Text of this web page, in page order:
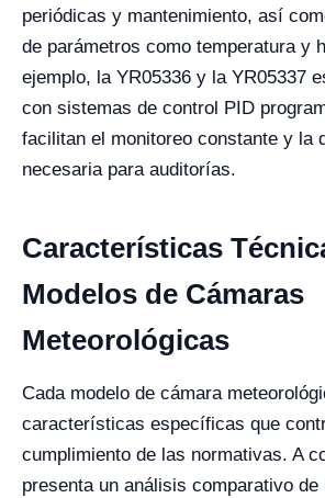
periódicas y mantenimiento, así
de parámetros como temperatura y
ejemplo, la YR05336 y la YR05337
con sistemas de control PID
facilitan el monitoreo constante y la
necesaria para auditorías.
Características
Modelos de Cámaras
Meteorológicas
Cada modelo de cámara
características específicas que
cumplimiento de las normativas. A
presenta un análisis comparativo